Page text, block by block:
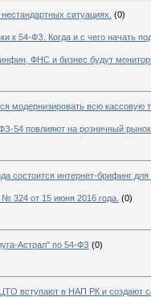
ситуациях. (0)
к 54-ФЗ. Когда и с чего начать
ФНС и бизнес будут
модернизировать всю кассовую
54 повлияют на розничный рынок.
состоится интернет-брифинг
324 от 15 июня 2016 года. (0)
Астрал" по 54-ФЗ (0)
ЦТО вступают в НАП РК и создают